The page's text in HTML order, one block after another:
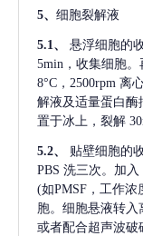
5、 细胞裂解液
5.1、 悬浮细胞的
5min，收集细胞
8°C，2500rpm 离
解液及适量蛋白酶
置于冰上，裂解
5.2、
贴壁细胞的
PBS 洗三次。加
(如PMSF，工作浓
胞。细胞悬液转入
或者配合超声波破